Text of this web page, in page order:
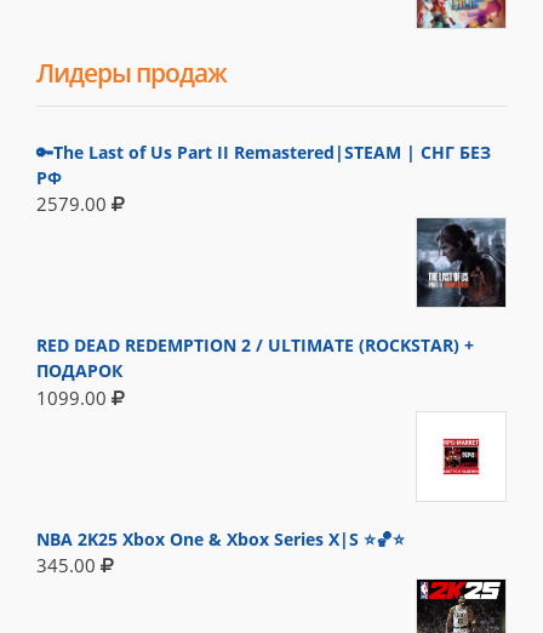
Лидеры продаж
🔑The Last of Us Part II Remastered|STEAM | СНГ БЕЗ
РФ
2579.00
RED DEAD REDEMPTION 2 / ULTIMATE (ROCKSTAR) +
ПОДАРОК
1099.00
NBA 2K25 Xbox One & Xbox Series X|S ⭐🏀⭐
345.00